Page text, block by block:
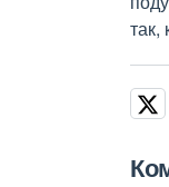
так,